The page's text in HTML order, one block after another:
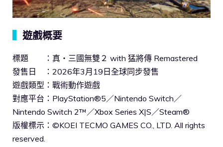
遊戲概要
標題 ：真・三國無雙２ with 猛將傳 Remastered
發售日 ：2026年3月19日全球同步發售
遊戲類型：戰術動作遊戲
對應平台：PlayStation®5／Nintendo Switch／
Nintendo Switch 2™／Xbox Series X|S／Steam®
版權標示：©KOEI TECMO GAMES CO., LTD. All rights
reserved.